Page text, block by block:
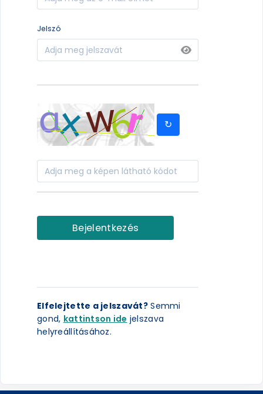
jelszó
↻
Bejelentkezés
Elfelejtette a jelszavát? Semmi
gond, kattintson ide jelszava
helyreállításához.